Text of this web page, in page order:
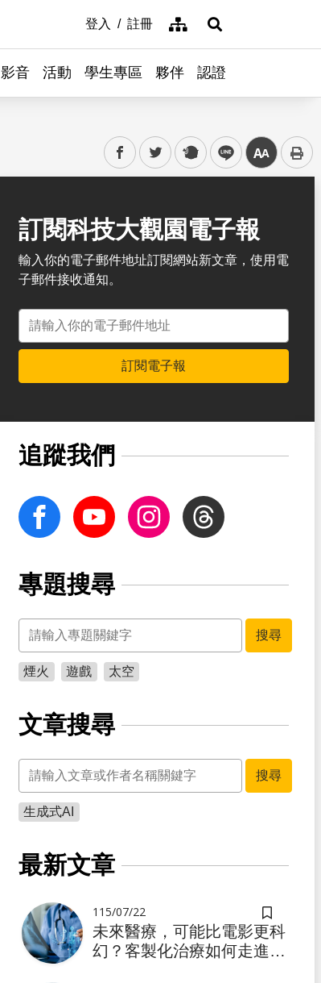
登入 註冊 網站導覽展開搜尋
影音 活動 學生專區 夥伴 認證
facebooktwitter plurk line 中
訂閱科技大觀園電子報
輸入你的電子郵件地址訂閱網站新文章，使用電
子郵件接收通知。
電子郵件地址
訂閱電子報
追蹤我們
facebook Youtube InstagramThreads
專題搜尋
關鍵字
搜尋
煙火 遊戲 太空
文章搜尋
關鍵字
搜尋
生成式AI
最新文章
儲存書籤
115/07/22
未來醫療，可能比電影更科
幻？客製化治療如何走進真